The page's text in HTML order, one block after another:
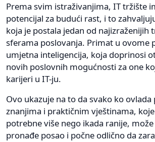
Prema svim istraživanjima, IT tržište
potencijal za budući rast, i to
koja je postala jedan od najizraženijih
sferama poslovanja. Primat u ovome
umjetna inteligencija, koja doprinosi
novih poslovnih mogućnosti za one
karijeri u IT-ju.
Ovo ukazuje na to da svako ko
znanjima i praktičnim vještinama,
potrebne više nego ikada ranije,
pronađe posao i počne odlično da